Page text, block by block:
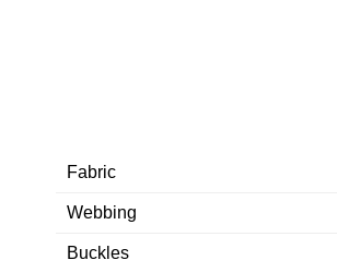
Fabric
Webbing
Buckles